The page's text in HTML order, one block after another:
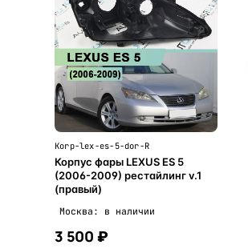
Korp-lex-es-5-dor-R
Корпус фары LEXUS ES 5
(2006-2009) рестайлинг v.1
(правый)
Москва: в наличии
3 500 ₽